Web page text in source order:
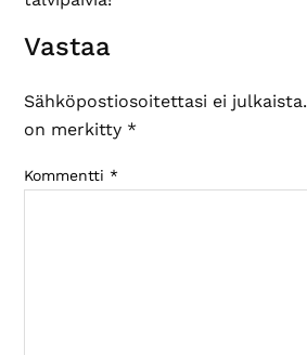
Lukijan
Vastaa
Sähköpostiosoitettasi ei julkaista.
on merkitty *
Kommentti *